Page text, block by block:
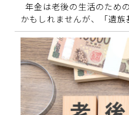
年金は老後の生活のため
かもしれませんが、「遺族